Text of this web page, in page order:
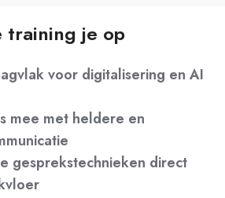
training je op
voor digitalisering en AI
mee met heldere en
gesprekstechnieken direct